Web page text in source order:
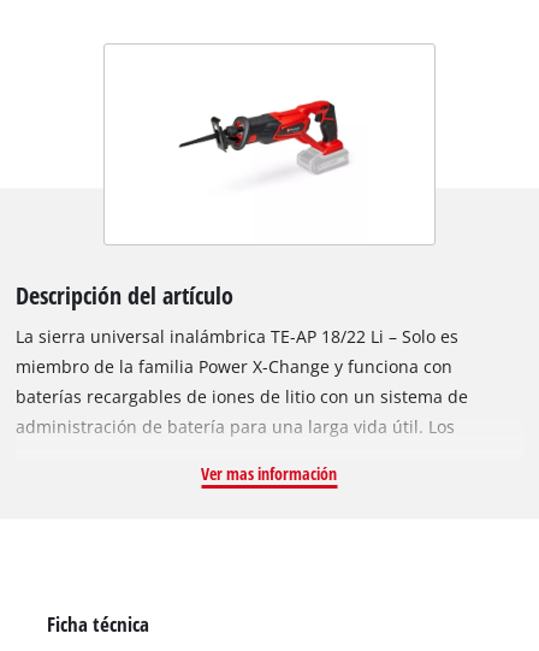
Descripción del artículo
La sierra universal inalámbrica TE-AP 18/22 Li – Solo es
miembro de la familia Power X-Change y funciona con
baterías recargables de iones de litio con un sistema de
administración de batería para una larga vida útil. Los
las herramientas de la familia Power X-Change. La suela, que
colocan soportes de goma adicionales para proteger la
Ver mas información
Ficha técnica